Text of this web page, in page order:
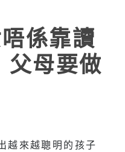
係靠讀
父母要做
越來越聰明的孩子